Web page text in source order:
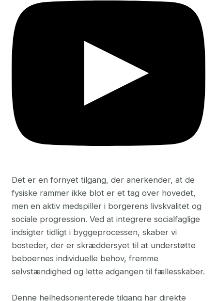
Det er en fornyet tilgang, der anerkender, at de
fysiske rammer ikke blot er et tag over hovedet,
men en aktiv medspiller i borgerens livskvalitet og
sociale progression. Ved at integrere socialfaglige
indsigter tidligt i byggeprocessen, skaber vi
bosteder, der er skræddersyet til at understøtte
beboernes individuelle behov, fremme
selvstændighed og lette adgangen til fællesskaber.
Denne helhedsorienterede tilgang har direkte